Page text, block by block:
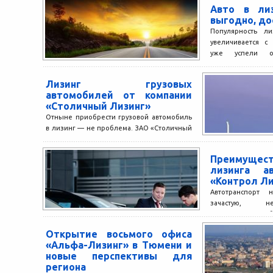
Авто в
выгодно,
Популярность
увеличивается
уже успели
готовы
Лизинг грузовых
автомобилей от компании
«Столичный Лизинг»
Отныне приобрести грузовой автомобиль
в лизинг — не проблема. ЗАО «Столичный
отличную современную технику,
благодаря которой...
лизинга
«Контрол
Автотранспорт
зачастую,
относительно
покупают
руководитель мог
Открытие восьмого офиса
«Альфа-Лизинг» в Тюмени и
новые перспективы для
региона